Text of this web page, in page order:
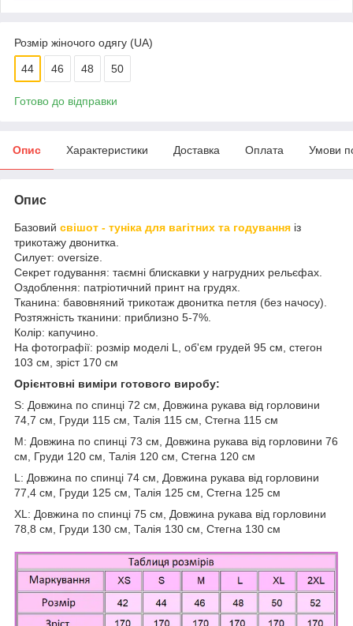
Розмір жіночого одягу (UA)
44 46 48 50
Готово до відправки
Опис Характеристики Доставка Оплата Умови
Опис
Базовий свішот - туніка для вагітних та годування із
трикотажу двонитка.
Силует: oversize.
Секрет годування: таємні блискавки у нагрудних рельєфах.
Оздоблення: патріотичний принт на грудях.
Тканина: бавовняний трикотаж двонитка петля (без начосу).
Розтяжність тканини: приблизно 5-7%.
Колір: капучино.
На фотографії: розмір моделі L, об'єм грудей 95 см, стегон
103 см, зріст 170 см
Орієнтовні виміри готового виробу:
S: Довжина по спинці 72 см, Довжина рукава від горловини
74,7 см, Груди 115 см, Талія 115 см, Стегна 115 см
M: Довжина по спинці 73 см, Довжина рукава від горловини 76
см, Груди 120 см, Талія 120 см, Стегна 120 см
L: Довжина по спинці 74 см, Довжина рукава від горловини
77,4 см, Груди 125 см, Талія 125 см, Стегна 125 см
XL: Довжина по спинці 75 см, Довжина рукава від горловини
78,8 см, Груди 130 см, Талія 130 см, Стегна 130 см